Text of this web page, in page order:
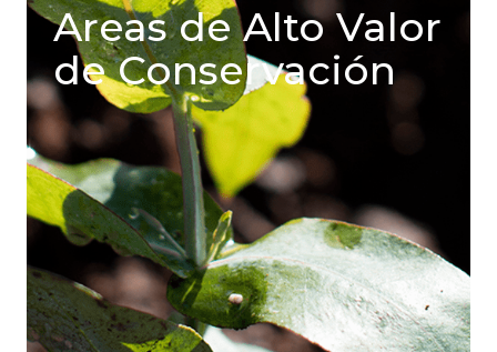
Areas de Alto Valor
de Conservación